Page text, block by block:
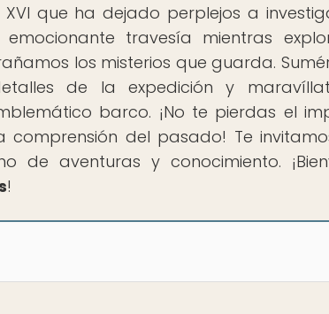
que ha dejado perplejos a
travesía mientras
los misterios que guarda.
de la expedición y
barco. ¡No te pierdas el
comprensión del pasado! Te
de aventuras y conocimiento.
!